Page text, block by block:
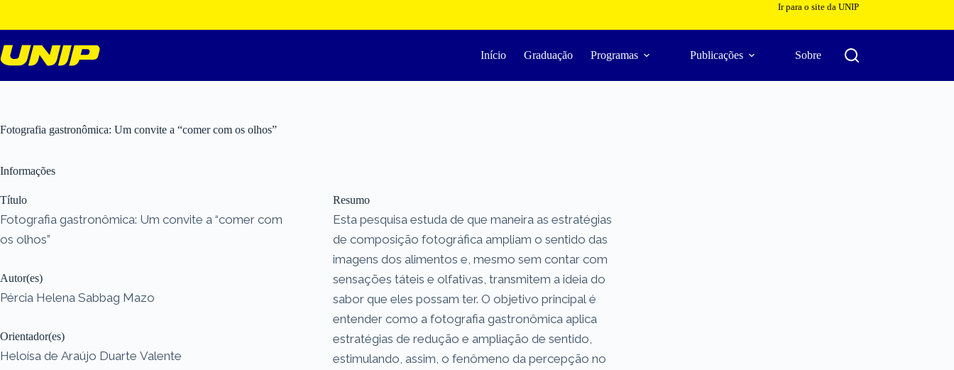
o
conteúdo
Ir para o site da UNIP
Início Graduação Programas Publicações Sobre
Fotografia gastronômica: Um convite a “comer com os olhos”
Informações
Título
Fotografia gastronômica: Um convite a “comer com
os olhos”
Autor(es)
Pércia Helena Sabbag Mazo
Orientador(es)
Heloísa de Araújo Duarte Valente
Resumo
Esta pesquisa estuda de que maneira as estratégias
de composição fotográfica ampliam o sentido das
imagens dos alimentos e, mesmo sem contar com
sensações táteis e olfativas, transmitem a ideia do
sabor que eles possam ter. O objetivo principal é
entender como a fotografia gastronômica aplica
estratégias de redução e ampliação de sentido,
estimulando, assim, o fenômeno da percepção no